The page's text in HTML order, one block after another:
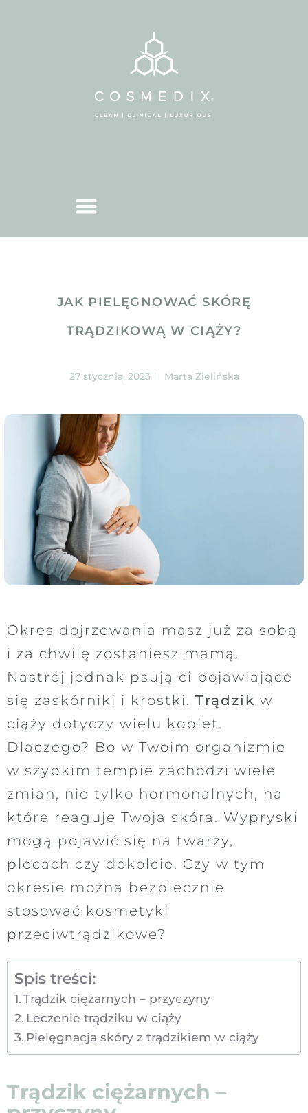
JAK PIELĘGNOWAĆ SKÓRĘ
TRĄDZIKOWĄ W CIĄŻY?
27 stycznia, 2023 Marta Zielińska
Okres dojrzewania masz już za sobą
i za chwilę zostaniesz mamą.
Nastrój jednak psują ci pojawiające
się zaskórniki i krostki. Trądzik w
ciąży dotyczy wielu kobiet.
Dlaczego? Bo w Twoim organizmie
w szybkim tempie zachodzi wiele
zmian, nie tylko hormonalnych, na
które reaguje Twoja skóra. Wypryski
mogą pojawić się na twarzy,
plecach czy dekolcie. Czy w tym
okresie można bezpiecznie
stosować kosmetyki
przeciwtrądzikowe?
Spis treści:
Trądzik ciężarnych – przyczyny
Leczenie trądziku w ciąży
Pielęgnacja skóry z trądzikiem w ciąży
Trądzik ciężarnych –